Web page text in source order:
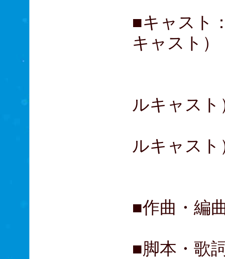
■キャスト
キャスト）
ルキャスト
ルキャスト
■作曲・編
■脚本・歌